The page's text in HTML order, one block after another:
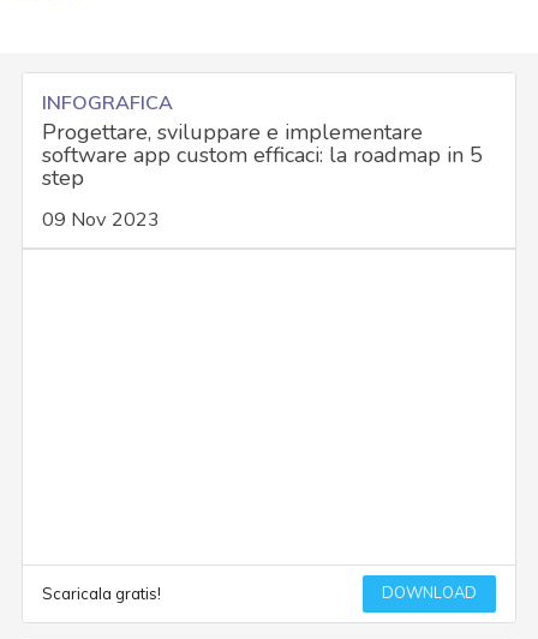
INFOGRAFICA
Progettare, sviluppare e implementare
software app custom efficaci: la roadmap in 5
step
09 Nov 2023
Scaricala gratis! DOWNLOAD